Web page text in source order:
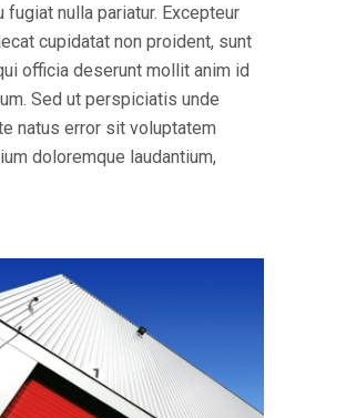
fugiat nulla pariatur. Excepteur
cupidatat non proident, sunt
officia deserunt mollit anim id
Sed ut perspiciatis unde
natus error sit voluptatem
doloremque laudantium,